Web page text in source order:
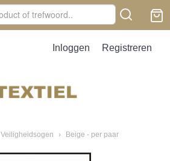
Inloggen Registreren
Veiligheidsogen › Beige - per paar